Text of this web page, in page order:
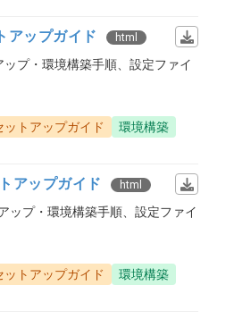
アップガイド html
プ・環境構築手順、設定ファイ
ットアップガイド
環境構築
アップガイド html
ップ・環境構築手順、設定ファイ
ットアップガイド
環境構築